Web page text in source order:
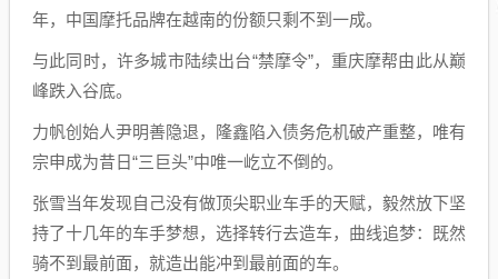
年，中国摩托品牌在越南的份额只剩不到一成。
与此同时，许多城市陆续出台“禁摩令”，重庆摩帮由此从巅
峰跌入谷底。
力帆创始人尹明善隐退，隆鑫陷入债务危机破产重整，唯有
宗申成为昔日“三巨头”中唯一屹立不倒的。
张雪当年发现自己没有做顶尖职业车手的天赋，毅然放下坚
持了十几年的车手梦想，选择转行去造车，曲线追梦：既然
骑不到最前面，就造出能冲到最前面的车。